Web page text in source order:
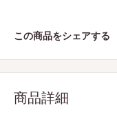
この商品をシェアする
商品詳細